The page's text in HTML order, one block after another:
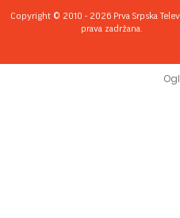
Copyright © 2010 - 2026 Prva Srpska
prava zadržana.